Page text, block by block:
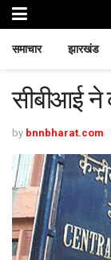
समाचार झारखंड
सीबीआई ने
by bnnbharat.com